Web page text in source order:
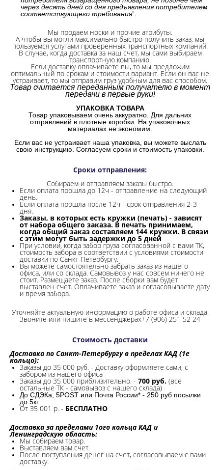
через десять дней со дня предъявления потребителем
соответствующего требования".
Мы продаем носки и прочие атрибуты.
А чтобы вы могли максимально быстро получить заказ, мы
пользуемся услугами проверенных транспортных компаний.
В случае, когда доставка за наш счет, мы сами выбираем
транспортную компанию.
Если доставку оплачиваете вы, то мы предложим
оптимальный по срокам и стоимости вариант. Если он вас не
устраивает, то мы отправим груз удобным для вас способом.
Товар считается переданным получателю в момент
передачи в первые руки!
УПАКОВКА ТОВАРА
Товар упаковываем очень аккуратно. Для дальних
отправлений в плотные коробки. На упаковочных
материалах не экономим.
Если вас не устраивает наша упаковка, вы можете выслать
свою инструкцию. Согласуем сроки и стоимость упаковки.
Сроки отправления:
Собираем и отправляем заказы быстро.
Если оплата прошла до 12ч - отправление на следующий
день.
Если оплата прошла после 12ч - срок отправления 2-3
дня.
Заказы, в которых есть кружки (печать) - зависят
от набора общего заказа. В печать принимаем,
когда общий заказ составляем 144 кружки. В связи
с этим могут быть задержки до 5 дней
При условии, когда забор груза согласованной с вами ТК,
стоимость забора в соответствии с условиями стоимости
доставки по Санкт-Петербургу.
Вы можете самостоятельно забрать заказ из нашего
офиса, или со склада. Самовывоз у нас совсем ничего не
стоит. Размещаете заказ. После сборки вам будет
выставлен счет. Оплачиваете заказ и согласовываете дату
и время забора.
Уточняйте актуальную информацию о работе офиса и склада.
Звоните или пишите в мессенджерах+7 (906) 251 52 24
Стоимость доставки
Доставка по Санкт-Петербургу в пределах КАД (1е
кольцо):
Заказы до 35 000 руб. - Доставку оформляете сами, с
забором из нашего офиса
Заказы до 35 000 приблизительно. - 700 руб. (все
остальные ТК - самовывоз с нашего склада)
До СДЭКа, 5POST или Почта России* - 250 руб посылки
до 5кг
От 35 001 р. - БЕСПЛАТНО
Доставка за пределами 1ого кольца КАД и
Ленинградскую область:
Мы собираем товар.
Выставляем вам счет.
После поступления денег на счет, согласовываем с вами
доставку.